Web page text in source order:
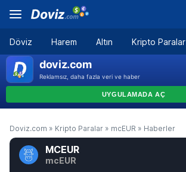
Döviz Harem Altın Kripto Paralar
Doviz.com » Kripto Paralar » mcEUR » Haberler
MCEUR
mcEUR